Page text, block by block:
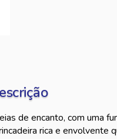
de encanto, com uma
rica e envolvente